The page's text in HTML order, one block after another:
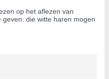
op het aflezen van
die witte haren mogen